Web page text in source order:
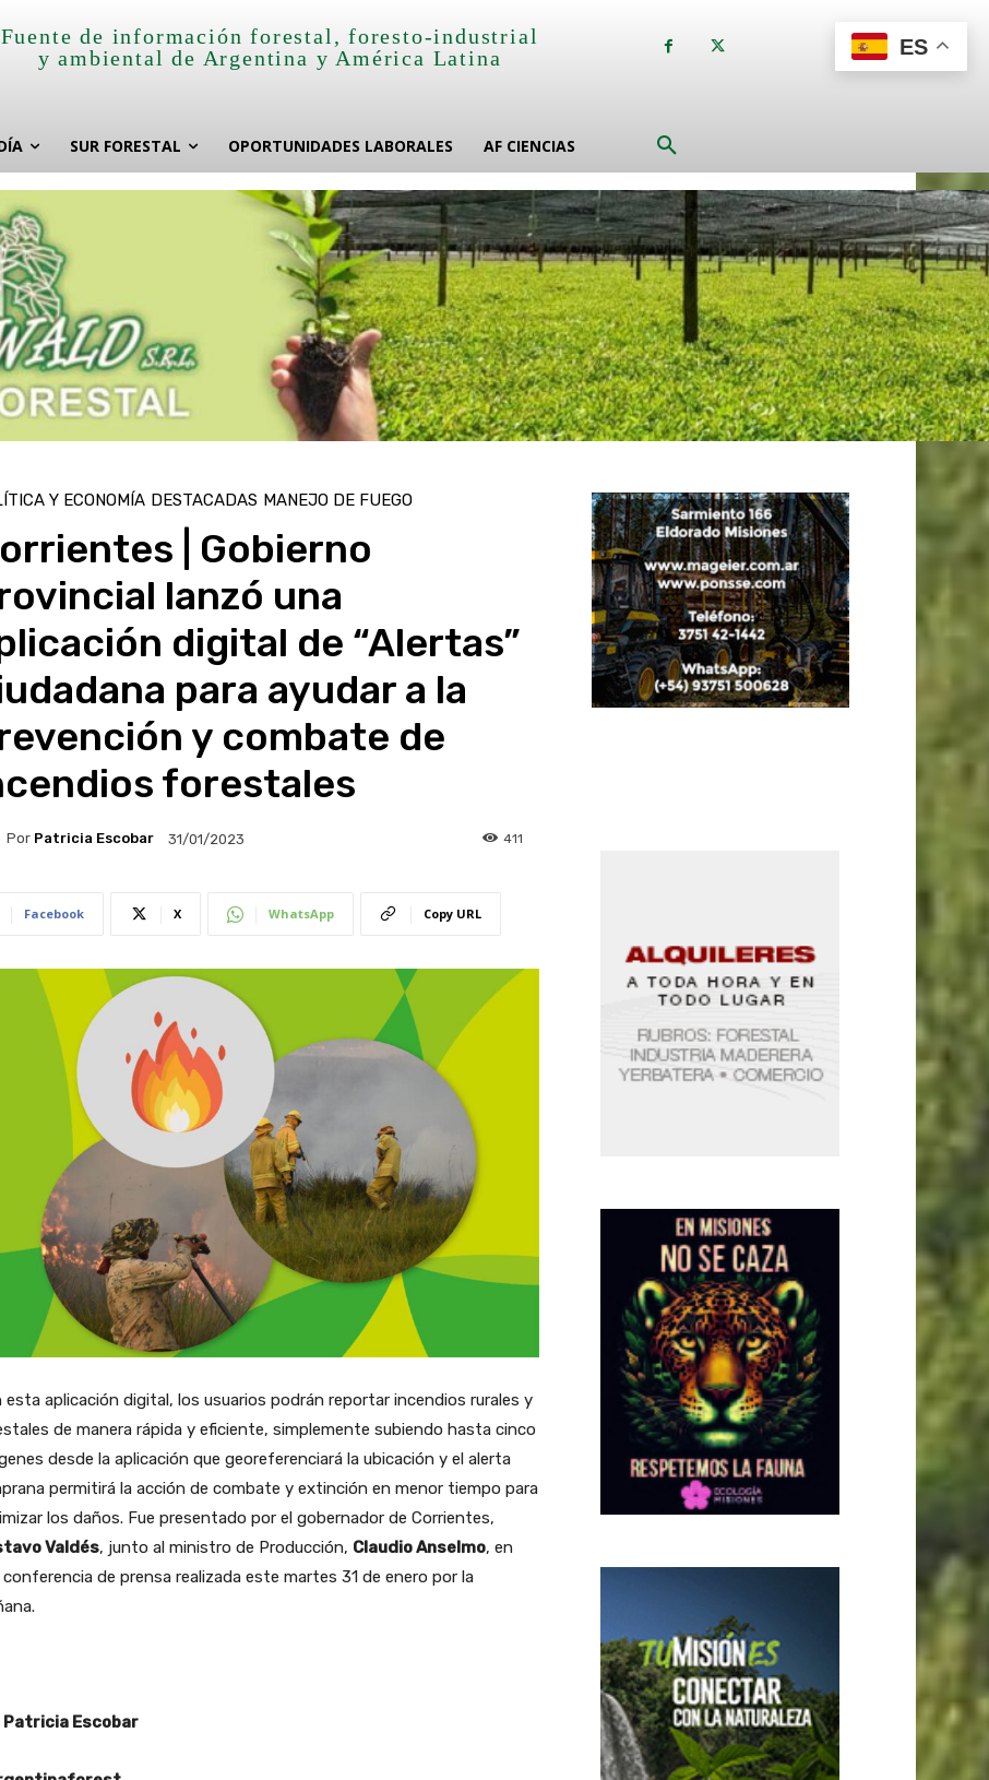
Fuente de información forestal, foresto-industrial
y ambiental de Argentina y América Latina
SUR FORESTAL OPORTUNIDADES LABORALES AF CIENCIAS
Y ECONOMÍA DESTACADAS MANEJO DE FUEGO
| Gobierno
lanzó una
digital de “Alertas”
para ayudar a la
y combate de
forestales
Por Patricia Escobar 31/01/2023 411
Facebook X WhatsApp Copy URL
esta aplicación digital, los usuarios podrán reportar incendios rurales y
de manera rápida y eficiente, simplemente subiendo hasta cinco
desde la aplicación que georeferenciará la ubicación y el alerta
permitirá la acción de combate y extinción en menor tiempo para
los daños. Fue presentado por el gobernador de Corrientes,
Valdés, junto al ministro de Producción, Claudio Anselmo, en
conferencia de prensa realizada este martes 31 de enero por la
Patricia Escobar
ES